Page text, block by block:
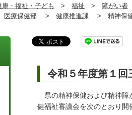
康・福祉・子ども > 福祉 > 障がい者
医療保健部 > 健康推進課 > 精神保
令和５年度第１回
県の精神保健および精神障
健福祉審議会を次のとおり開